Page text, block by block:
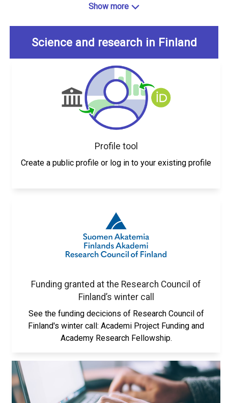
Show more
Science and research in Finland
Profile tool
Create a public profile or log in to your existing profile
Funding granted at the Research Council of
Finland’s winter call
See the funding decicions of Research Council of
Finland's winter call: Academi Project Funding and
Academy Research Fellowship.